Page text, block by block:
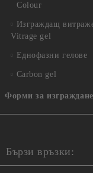
Colour
Изграждащ
Vitrage gel
Еднофазни гелове
Carbon gel
Форми за изграждане
Бързи връзки: